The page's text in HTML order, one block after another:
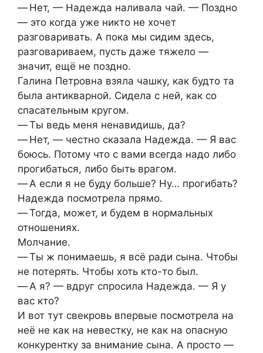
— Нет, — Надежда наливала чай. — Поздно
— это когда уже никто не хочет
разговаривать. А пока мы сидим здесь,
разговариваем, пусть даже тяжело —
значит, ещё не поздно.
Галина Петровна взяла чашку, как будто та
была антикварной. Сидела с ней, как со
спасательным кругом.
— Ты ведь меня ненавидишь, да?
— Нет, — честно сказала Надежда. — Я вас
боюсь. Потому что с вами всегда надо либо
прогибаться, либо быть врагом.
— А если я не буду больше? Ну… прогибать?
Надежда посмотрела прямо.
— Тогда, может, и будем в нормальных
отношениях.
Молчание.
— Ты ж понимаешь, я всё ради сына. Чтобы
не потерять. Чтобы хоть кто-то был.
— А я? — вдруг спросила Надежда. — Я у
вас кто?
И вот тут свекровь впервые посмотрела на
неё не как на невестку, не как на опасную
конкурентку за внимание сына. А просто —